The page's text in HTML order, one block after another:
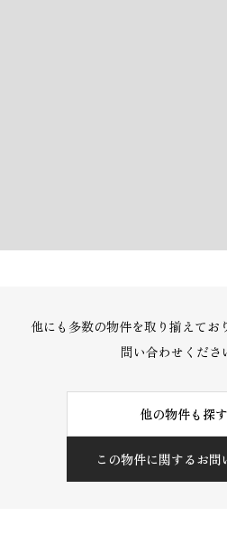
他にも多数の物件を取り揃えてお
問い合わせくださ
他の物件も探す
この物件に関するお問